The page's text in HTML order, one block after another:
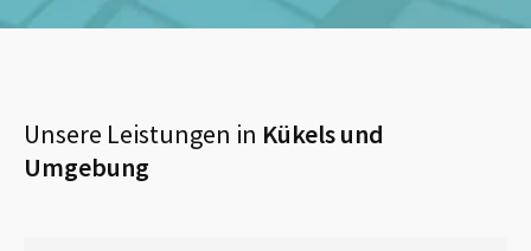
Unsere Leistungen in Kükelsund
Umgebung